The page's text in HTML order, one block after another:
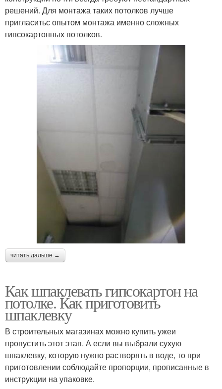
решений. Для монтажа таких потолков лучше
пригласитьс опытом монтажа именно сложных
гипсокартонных потолков.
читать дальше →
Как шпаклевать гипсокартон на
потолке. Как приготовить
шпаклевку
В строительных магазинах можно купить ужеи
пропустить этот этап. А если вы выбрали сухую
шпаклевку, которую нужно растворять в воде, то при
приготовлении соблюдайте пропорции, прописанные в
инструкции на упаковке.